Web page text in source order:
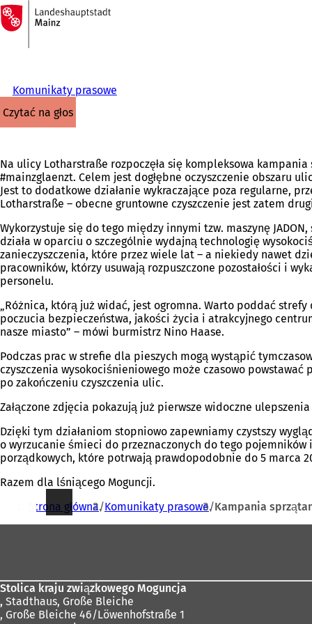
Przejdź do treści
Do
strony
głównej
Komunikaty prasowe
czytać na głos
Na ulicy Lotharstraße rozpoczęła się kompleksowa
#mainzglaenzt. Celem jest dogłębne oczyszczenie obszaru
Jest to dodatkowe działanie wykraczające poza regularne,
Lotharstraße – obecne gruntowne czyszczenie jest zatem
Wykorzystuje się do tego między innymi tzw. maszynę
działa w oparciu o szczególnie wydajną technologię
zanieczyszczenia, które przez wiele lat – a niekiedy nawet
pracowników, którzy usuwają rozpuszczone pozostałości i
personelu.
„Różnica, którą już widać, jest ogromna. Warto poddać
poczucia bezpieczeństwa, jakości życia i atrakcyjnego
nasze miasto” – mówi burmistrz Nino Haase.
Podczas prac w strefie dla pieszych mogą wystąpić
czyszczenia wysokociśnieniowego może czasowo
po zakończeniu czyszczenia ulic.
Załączone zdjęcia pokazują już pierwsze widoczne
Dzięki tym działaniom stopniowo zapewniamy czystszy
o wyrzucanie śmieci do przeznaczonych do tego
porządkowych, które potrwają prawdopodobnie do 5 marca
Razem dla lśniącego Moguncji.
Jesteś
tutaj:
Strona główna Komunikaty prasowe Kampania
Stolica kraju związkowego Moguncja
, Stadthaus, Große Bleiche
, Große Bleiche 46/Löwenhofstraße 1